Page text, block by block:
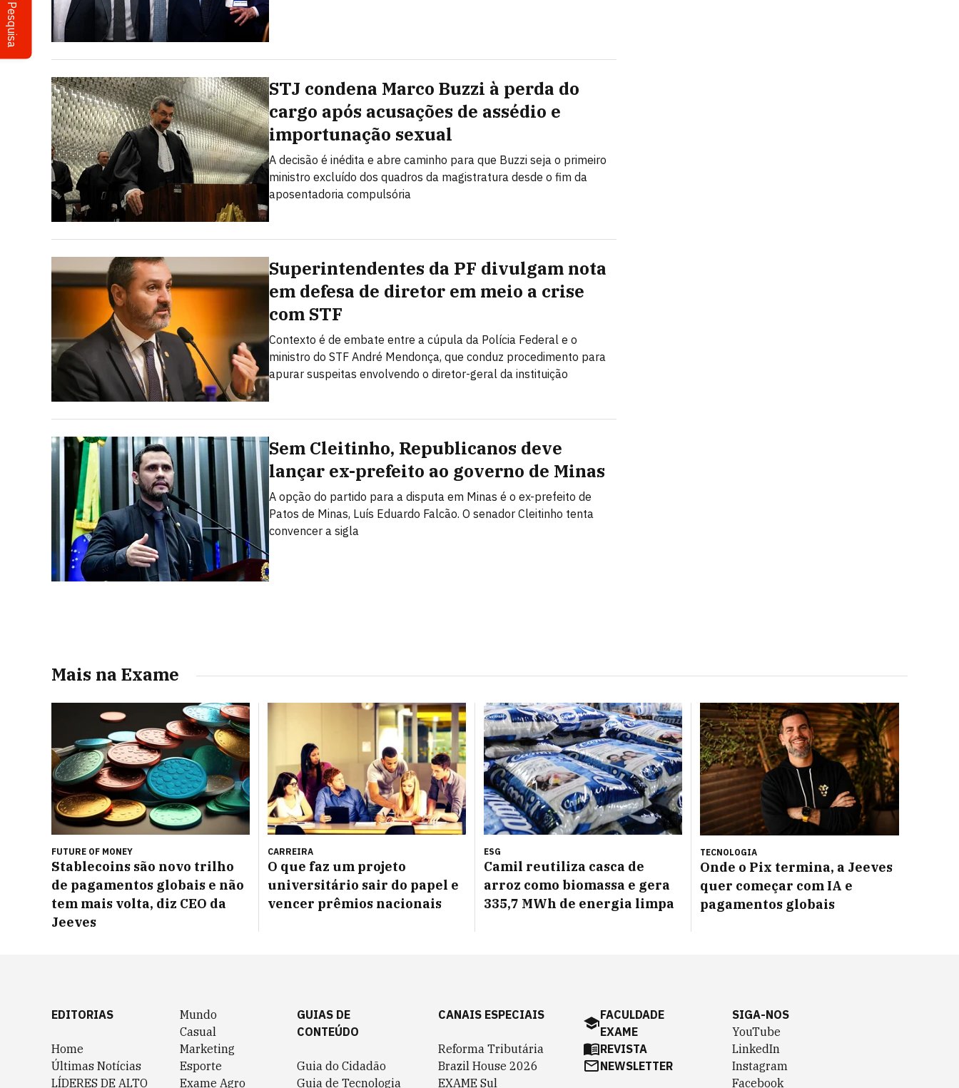
Pesquisa
STJ condena Marco Buzzi à perda do
cargo após acusações de assédio e
importunação sexual
A decisão é inédita e abre caminho para que Buzzi seja o primeiro
ministro excluído dos quadros da magistratura desde o fim da
aposentadoria compulsória
Superintendentes da PF divulgam nota
em defesa de diretor em meio a crise
com STF
Contexto é de embate entre a cúpula da Polícia Federal e o
ministro do STF André Mendonça, que conduz procedimento para
apurar suspeitas envolvendo o diretor-geral da instituição
Sem Cleitinho, Republicanos deve
lançar ex-prefeito ao governo de Minas
A opção do partido para a disputa em Minas é o ex-prefeito de
Patos de Minas, Luís Eduardo Falcão. O senador Cleitinho tenta
convencer a sigla
Mais na Exame
FUTURE OF MONEY
Stablecoins são novo trilho
de pagamentos globais e não
tem mais volta, diz CEO da
Jeeves
CARREIRA
O que faz um projeto
universitário sair do papel e
vencer prêmios nacionais
ESG
Camil reutiliza casca de
arroz como biomassa e gera
335,7 MWh de energia limpa
TECNOLOGIA
Onde o Pix termina, a Jeeves
quer começar com IA e
pagamentos globais
EDITORIAS
Home
Últimas Notícias
LÍDERES DE ALTO
Mundo
Casual
Marketing
Esporte
Exame Agro
GUIAS DE
CONTEÚDO
Guia do Cidadão
Guia de Tecnologia
CANAIS ESPECIAIS
Reforma Tributária
Brazil House 2026
EXAME Sul
FACULDADE
EXAME
REVISTA
NEWSLETTER
SIGA-NOS
YouTube
LinkedIn
Instagram
Facebook